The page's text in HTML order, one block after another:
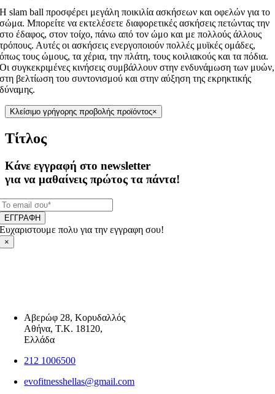
Η slam ball προσφέρει μεγάλη ποικιλία ασκήσεων και οφελών για το
σώμα. Μπορείτε να εκτελέσετε διαφορετικές ασκήσεις πετώντας την
στο έδαφος, στον τοίχο, πάνω από τον ώμο και με πολλούς άλλους
τρόπους. Αυτές οι ασκήσεις ενεργοποιούν πολλές μυϊκές ομάδες,
όπως τους ώμους, τα χέρια, την πλάτη, τους κοιλιακούς και τα πόδια.
Οι συγκεκριμένες κινήσεις συμβάλλουν στην ενδυνάμωση των μυών,
στη βελτίωση του συντονισμού και στην αύξηση της εκρηκτικής
δύναμης.
Κλείσιμο γρήγορης προβολής προϊόντος×
Τίτλος
Κάνε εγγραφή στο newsletter
για να μαθαίνεις πρώτος τα πάντα!
ΕΓΓΡΑΦΗ
Ευχαριστουμε πολυ για την εγγραφη σου!
×
Αβερώφ 28, Κορυδαλλός
Αθήνα, Τ.Κ. 18120,
Ελλάδα
212 1006500
evofitnesshellas@gmail.com